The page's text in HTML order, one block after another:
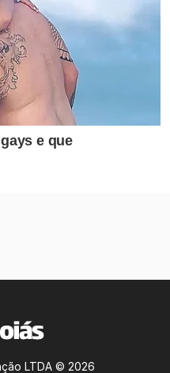
LTDA © 2026